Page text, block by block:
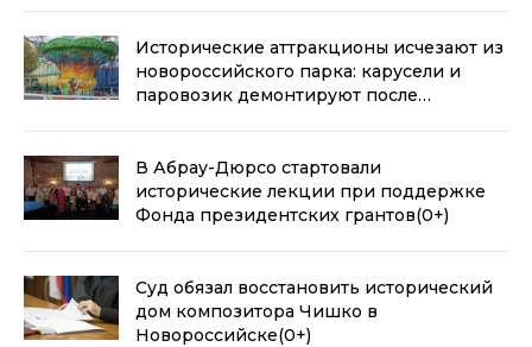
Исторические аттракционы исчезают из
новороссийского парка: карусели и
паровозик демонтируют после
В Абрау-Дюрсо стартовали
исторические лекции при поддержке
Фонда президентских грантов(0+)
Суд обязал восстановить исторический
дом композитора Чишко в
Новороссийске(0+)